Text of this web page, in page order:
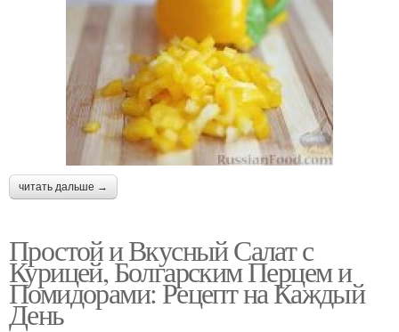
читать дальше →
Простой и Вкусный Салат с
Курицей, Болгарским Перцем и
Помидорами: Рецепт на Каждый
День